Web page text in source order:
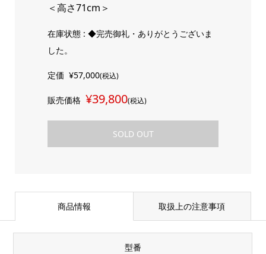
＜高さ71cm＞
在庫状態 : ◆完売御礼・ありがとうございま
した。
定価 ¥57,000(税込)
販売価格 ¥39,800(税込)
SOLD OUT
商品情報 取扱上の注意事項
型番